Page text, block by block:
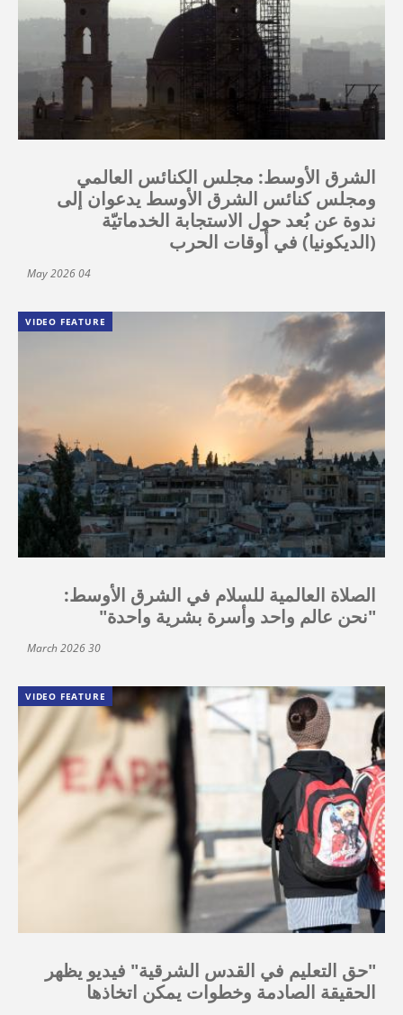
الشرق الأوسط: مجلس الكنائس العالمي
ومجلس كنائس الشرق الأوسط يدعوان إلى
ندوة عن بُعد حول الاستجابة الخدماتيّة
(الديكونيا) في أوقات الحرب
04 May 2026
VIDEO FEATURE
الصلاة العالمية للسلام في الشرق الأوسط:
"نحن عالم واحد وأسرة بشرية واحدة"
30 March 2026
VIDEO FEATURE
"حق التعليم في القدس الشرقية" فيديو يظهر
الحقيقة الصادمة وخطوات يمكن اتخاذها